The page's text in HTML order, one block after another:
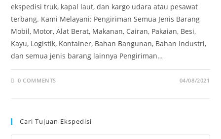
ekspedisi truk, kapal laut, dan kargo udara atau pesawat
terbang. Kami Melayani: Pengiriman Semua Jenis Barang
Mobil, Motor, Alat Berat, Makanan, Cairan, Pakaian, Besi,
Kayu, Logistik, Kontainer, Bahan Bangunan, Bahan Industri,
dan semua jenis barang lainnya Pengiriman…
0 COMMENTS 04/08/2021
Cari Tujuan Ekspedisi